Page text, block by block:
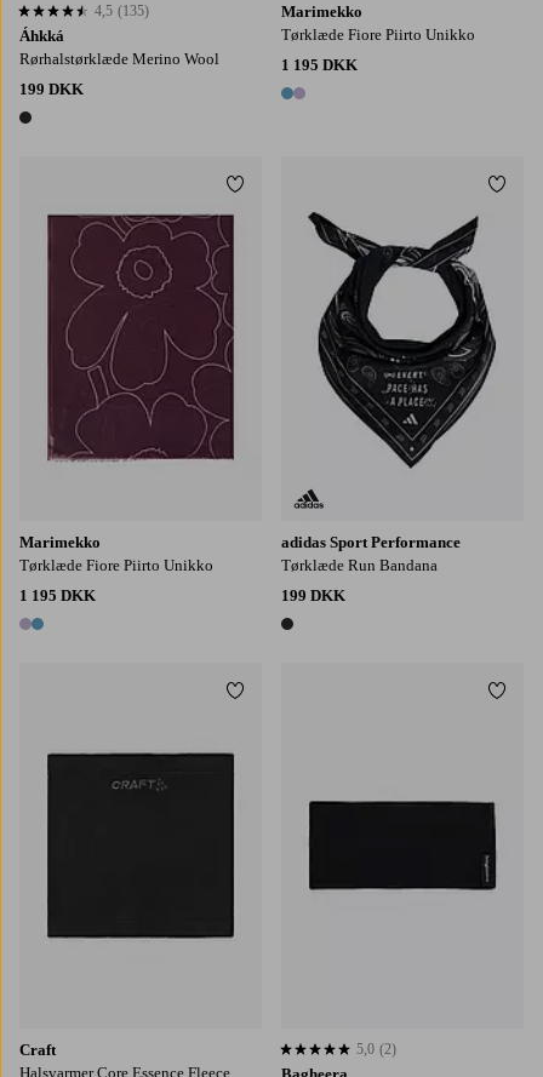
Áhkká
Rørhalstørklæde Merino Wool
199 DKK
1 farve
4,5 baseret på 135 bedømmelser
4,5 (135)
Marimekko
Tørklæde Fiore Piirto Unikko
1 195 DKK
2 farver
Marimekko
Tørklæde Fiore Piirto Unikko
1 195 DKK
2 farver
Tilføj til favoritter
adidas Sport Performance
Tørklæde Run Bandana
199 DKK
1 farve
Craft
Halsvarmer Core Essence Fleece
Tilføj til favoritter
5,0 baseret på 2 bedømmelser
5,0 (2)